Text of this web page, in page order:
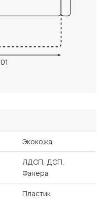
Экокожа
ЛДСП, ДСП,
Фанера
Пластик